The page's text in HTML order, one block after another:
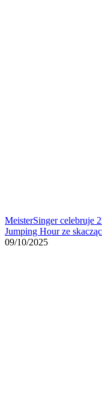
MeisterSinger celebruje
Jumping Hour ze
09/10/2025